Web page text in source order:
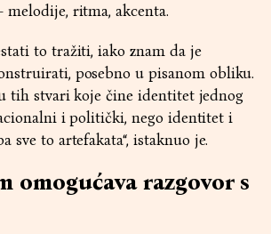
melodije, ritma, akcenta.
to tražiti, iako znam da je
posebno u pisanom obliku.
tih stvari koje čine identitet jednog
i politički, nego identitet i
sve to artefakata“, istaknuo je.
omogućava razgovor s